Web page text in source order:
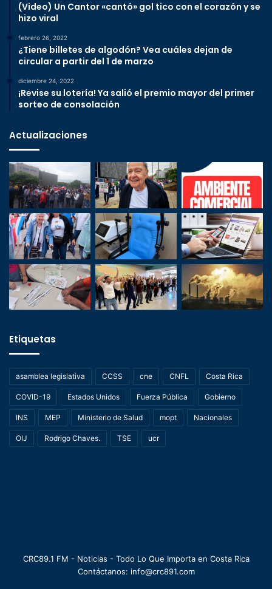
(Video) Un Cantor «cantó» gol tico con el corazón y se
hizo viral
febrero 26, 2022
¿Tiene billetes de algodón? Vea cuáles dejan de
circular a partir del 1 de marzo
diciembre 24, 2022
¡Revise su lotería! Ya salió el premio mayor del primer
sorteo de consolación
Actualizaciones
Etiquetas
asamblea legislativa CCSS cne CNFL Costa Rica
COVID-19 Estados Unidos Fuerza Pública Gobierno
INS MEP Ministerio de Salud mopt Nacionales
OIJ Rodrigo Chaves. TSE ucr
CRC89.1 FM - Noticias - Todo Lo Que Importa en Costa Rica
Contáctanos: info@crc891.com